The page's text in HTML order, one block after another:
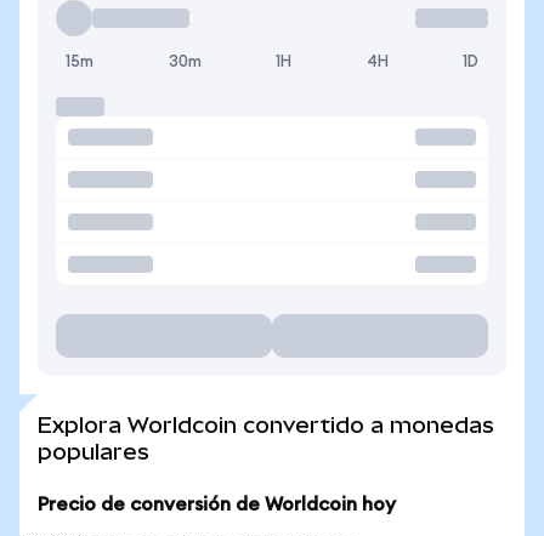
15m 30m 1H 4H 1D
Explora Worldcoin convertido a monedas
populares
Precio de conversión de Worldcoin hoy